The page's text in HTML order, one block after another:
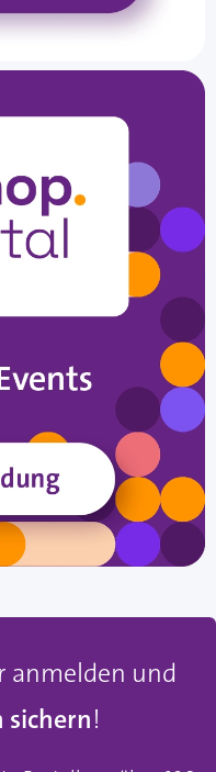
anmelden und
sichern!